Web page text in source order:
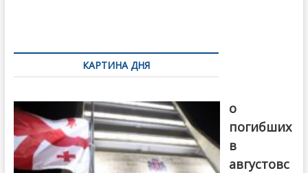
по
записямКАРТИНА ДНЯ
о
погибших
в
августовс